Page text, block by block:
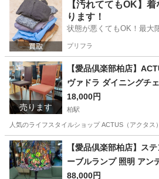
千葉 柏市 柏駅 その他 実機
【汚れててもOK】
ります！
状態が悪くてもOK！最大
プリフラ
売ります
【愛品倶楽部柏店】
ヴァドラ ダイニングチ
椅子 食卓椅子
18,000円
柏駅
人気のライフスタイルショップ ACTUS（アクタ
千葉 柏市 柏駅 椅子 ACTUS
【愛品倶楽部柏店】ス
ーブルランプ 照明 アン
済
88,000円